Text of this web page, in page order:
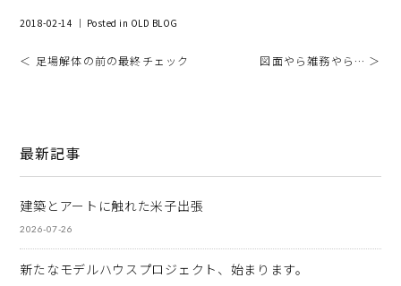
2018-02-14 ｜ Posted in OLD BLOG
＜ 足場解体の前の最終チェック 図面やら雑務やら… ＞
最新記事
建築とアートに触れた米子出張
2026-07-26
新たなモデルハウスプロジェクト、始まります。